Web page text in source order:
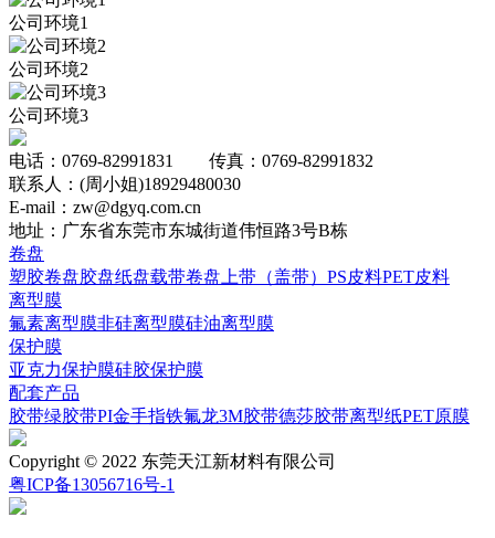
公司环境1
公司环境2
公司环境3
电话：0769-82991831 传真：0769-82991832
联系人：(周小姐)18929480030
E-mail：zw@dgyq.com.cn
地址：广东省东莞市东城街道伟恒路3号B栋
卷盘
塑胶卷盘胶盘纸盘载带卷盘 上带（盖带） PS皮料PET皮料
离型膜
氟素离型膜非硅离型膜硅油离型膜
保护膜
亚克力保护膜硅胶保护膜
配套产品
胶带绿胶带PI金手指铁氟龙3M胶带德莎胶带离型纸PET原膜
Copyright © 2022 东莞天江新材料有限公司
粤ICP备13056716号-1